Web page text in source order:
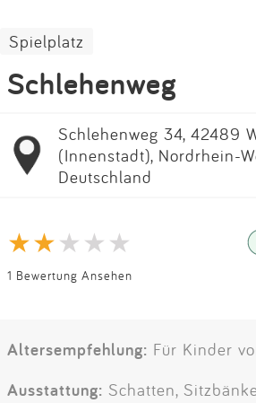
Spielplatz
Schlehenweg
Schlehenweg 34, 42489
(Innenstadt), Nordrhein-
Deutschland
1 Bewertung Ansehen
Altersempfehlung: Für Kinder
Ausstattung: Schatten, Sitzbänke